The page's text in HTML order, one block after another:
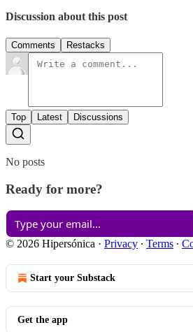
Discussion about this post
Comments Restacks
Top Latest Discussions
No posts
Ready for more?
© 2026 Hipersónica · Privacy ∙ Terms ∙
Start your Substack
Get the app